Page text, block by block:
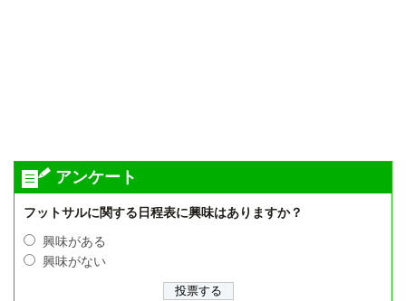
アンケート
フットサルに関する日程表に興味はありますか？
興味がある
興味がない